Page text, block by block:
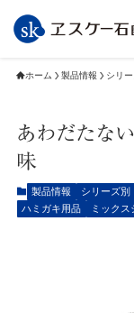
ホーム 製品情報 シリー
あわだたな
味
製品情報 シリーズ別
ハミガキ用品
ミックス